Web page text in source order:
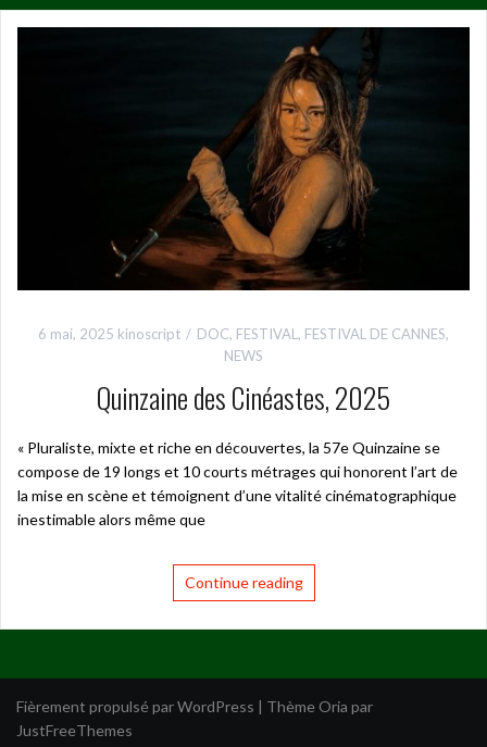
6 mai, 2025 kinoscript DOC, FESTIVAL, FESTIVAL DE CANNES,
NEWS
Quinzaine des Cinéastes, 2025
« Pluraliste, mixte et riche en découvertes, la 57e Quinzaine se
compose de 19 longs et 10 courts métrages qui honorent l’art de
la mise en scène et témoignent d’une vitalité cinématographique
inestimable alors même que
Continue reading
Fièrement propulsé par WordPress | Thème Oria par
JustFreeThemes